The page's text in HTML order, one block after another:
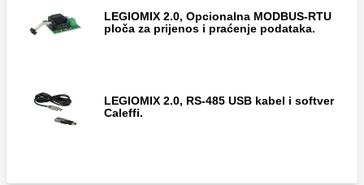
LEGIOMIX 2.0, Opcionalna MODBUS-RTU
ploča za prijenos i praćenje podataka.
LEGIOMIX 2.0, RS-485 USB kabel i softver
Caleffi.